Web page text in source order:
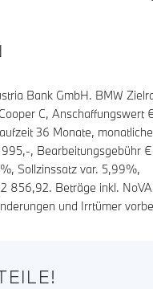
Bank GmbH. BMW
C, Anschaffungswert
36 Monate,
995,-, Bearbeitungsgebühr €
%, Sollzinssatz var. 5,99%,
856,92. Beträge inkl.
und Irrtümer